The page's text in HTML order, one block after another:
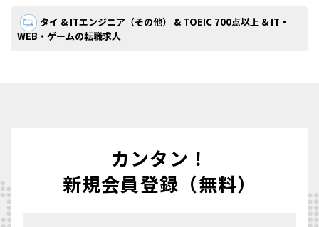
タイ & ITエンジニア（その他） & TOEIC 700点以上 & IT・
WEB・ゲームの転職求人
カンタン！
新規会員登録（無料）